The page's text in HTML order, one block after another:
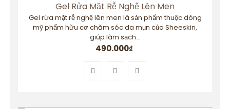
Gel Rửa Mặt Rễ Nghệ Lên Men
Gel rừa mặt rễ nghệ lên men là sản phẩm thuộc dòng
mỹ phẩm hữu cơ chăm sóc da mụn của Sheeskin,
giúp làm sạch...
490.000₫